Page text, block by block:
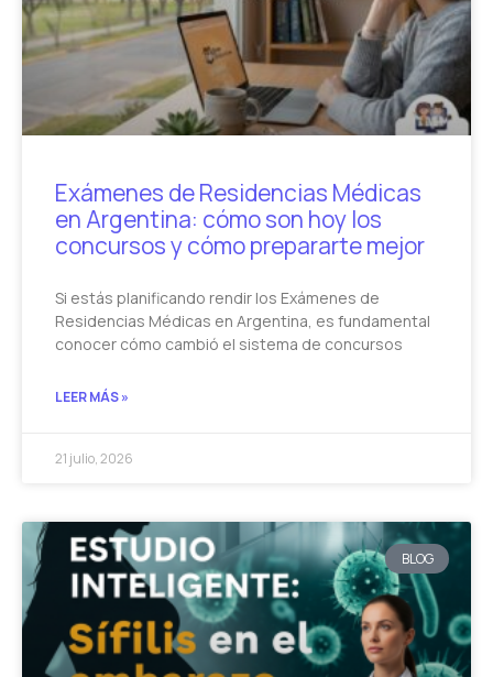
Exámenes de Residencias Médicas
en Argentina: cómo son hoy los
concursos y cómo prepararte mejor
Si estás planificando rendir los Exámenes de
Residencias Médicas en Argentina, es fundamental
conocer cómo cambió el sistema de concursos
LEER MÁS »
21 julio, 2026
BLOG